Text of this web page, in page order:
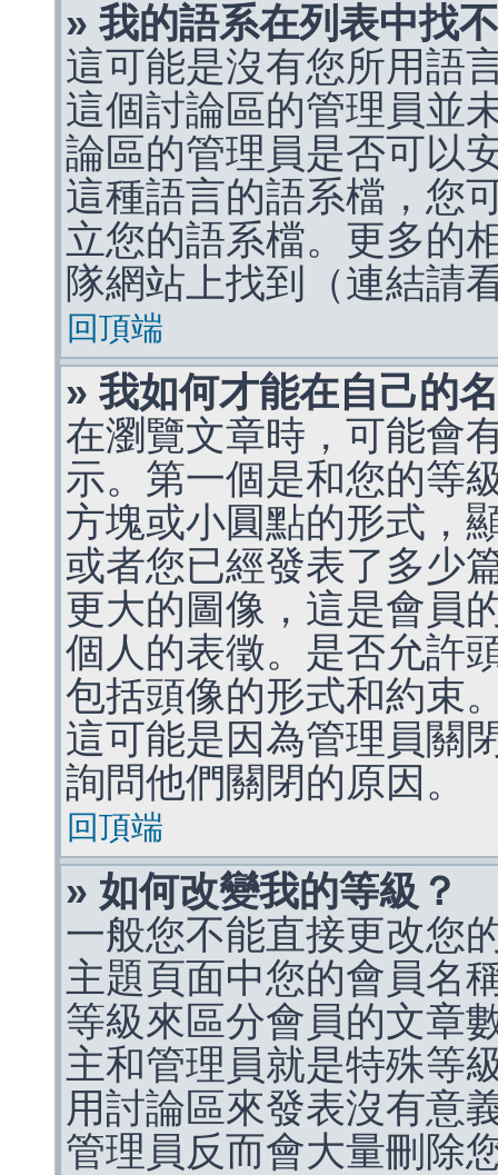
» 我的語系在列表中找
這可能是沒有您所用語
這個討論區的管理員並
論區的管理員是否可以
這種語言的語系檔，您
立您的語系檔。更多的
隊網站上找到（連結請
回頂端
» 我如何才能在自己的
在瀏覽文章時，可能會
示。第一個是和您的等
方塊或小圓點的形式，
或者您已經發表了多少
更大的圖像，這是會員
個人的表徵。是否允許
包括頭像的形式和約束
這可能是因為管理員關
詢問他們關閉的原因。
回頂端
» 如何改變我的等級？
一般您不能直接更改您
主題頁面中您的會員名
等級來區分會員的文章
主和管理員就是特殊等
用討論區來發表沒有意
管理員反而會大量刪除